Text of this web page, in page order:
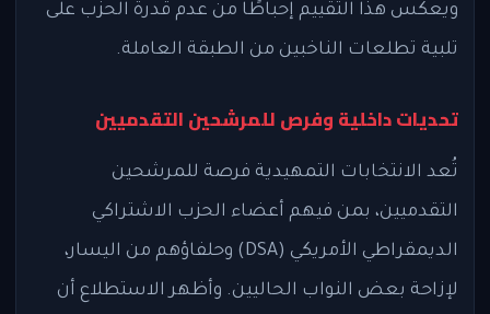
ويعكس هذا التقييم إحباطًا من عدم قدرة الحزب على
تلبية تطلعات الناخبين من الطبقة العاملة.
تحديات داخلية وفرص للمرشحين التقدميين
تُعد الانتخابات التمهيدية فرصة للمرشحين
التقدميين، بمن فيهم أعضاء الحزب الاشتراكي
الديمقراطي الأمريكي (DSA) وحلفاؤهم من اليسار،
لإزاحة بعض النواب الحاليين. وأظهر الاستطلاع أن